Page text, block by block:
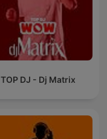
TOP DJ - Dj Matrix